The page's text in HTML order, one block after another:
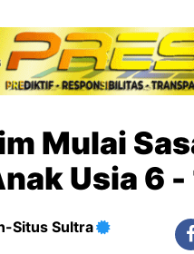
Mulai
Usia 6 -
Situs Sultra